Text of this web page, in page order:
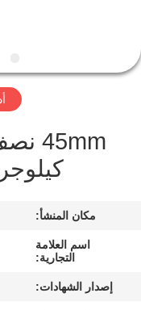
أخبار
اقتباس
الموقع
سياسة
الخصوصية
مكان المنشأ:
اسم العلامة
التجارية:
إصدار الشهادات: